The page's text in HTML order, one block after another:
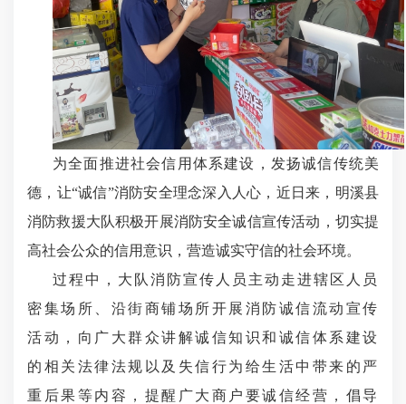
为全面推进社会信用体系建设，发扬诚信传统美
德，让“诚信”消防安全理念深入人心，近日 来 ， 明溪县
消防救援大队积极开展消防安全诚信宣传活动， 切实提
高社会公众的信用意识，营造诚实守信的社会环境。
过程中，大队 消防宣传人员主动走进辖区人员
密集场所、沿街商铺场所开展消防诚信流动宣传
活动 ， 向广大群众讲解诚信知识和诚信体系建设
的相关法律法规以及失信行为给生活中带来的严
重后果等内容， 提醒广大商户要诚信经营， 倡导